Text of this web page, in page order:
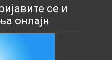
се и
онлајн